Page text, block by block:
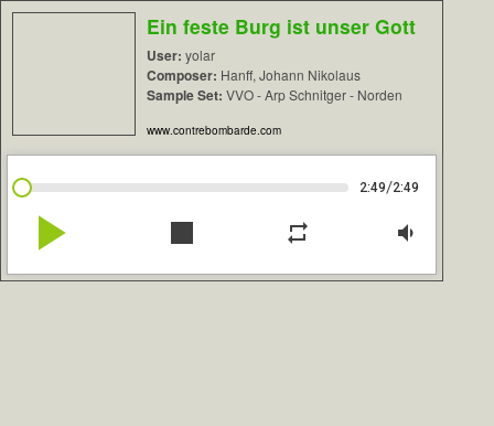
Ein feste Burg ist unser Gott
User: yolar
Composer: Hanff, Johann Nikolaus
Sample Set: VVO - Arp Schnitger - Norden
www.contrebombarde.com
2:49/2:49
play_arrow stop repeat volume_down